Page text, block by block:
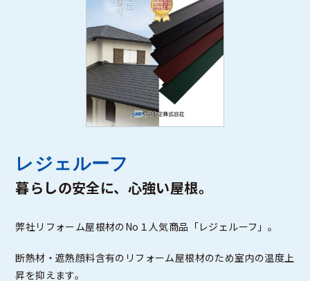
レジェルーフ
暮らしの安全に、心強い屋根。
弊社リフォーム屋根材のNo１人気商品「レジェルーフ」。
断熱材・遮熱顔料含有のリフォーム屋根材のため室内の温度上
昇を抑えます。